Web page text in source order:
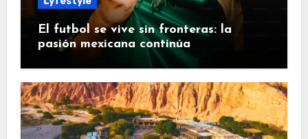
El futbol se vive sin fronteras: la
pasión mexicana continúa